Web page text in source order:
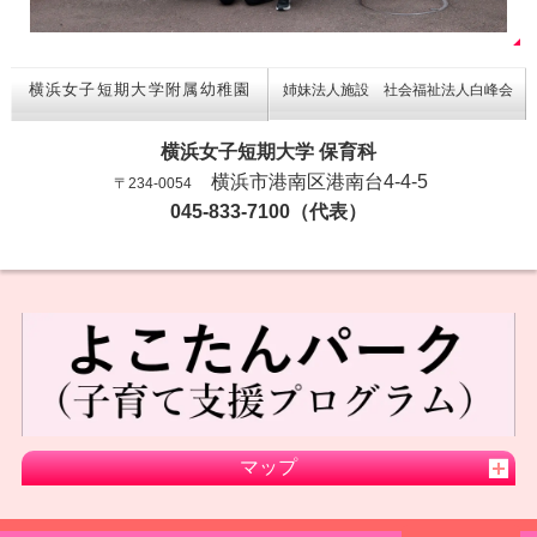
横浜女子短期大学附属幼稚園 姉妹法人施設 社会福祉法人白峰会
横浜女子短期大学 保育科
〒234-0054横浜市港南区港南台4-4-5
045-833-7100（代表）
マップ